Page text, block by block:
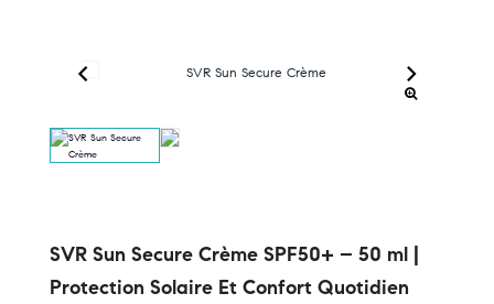
‹ ›
SVR Sun Secure Crème SPF50+ – 50 ml |
Protection Solaire Et Confort Quotidien